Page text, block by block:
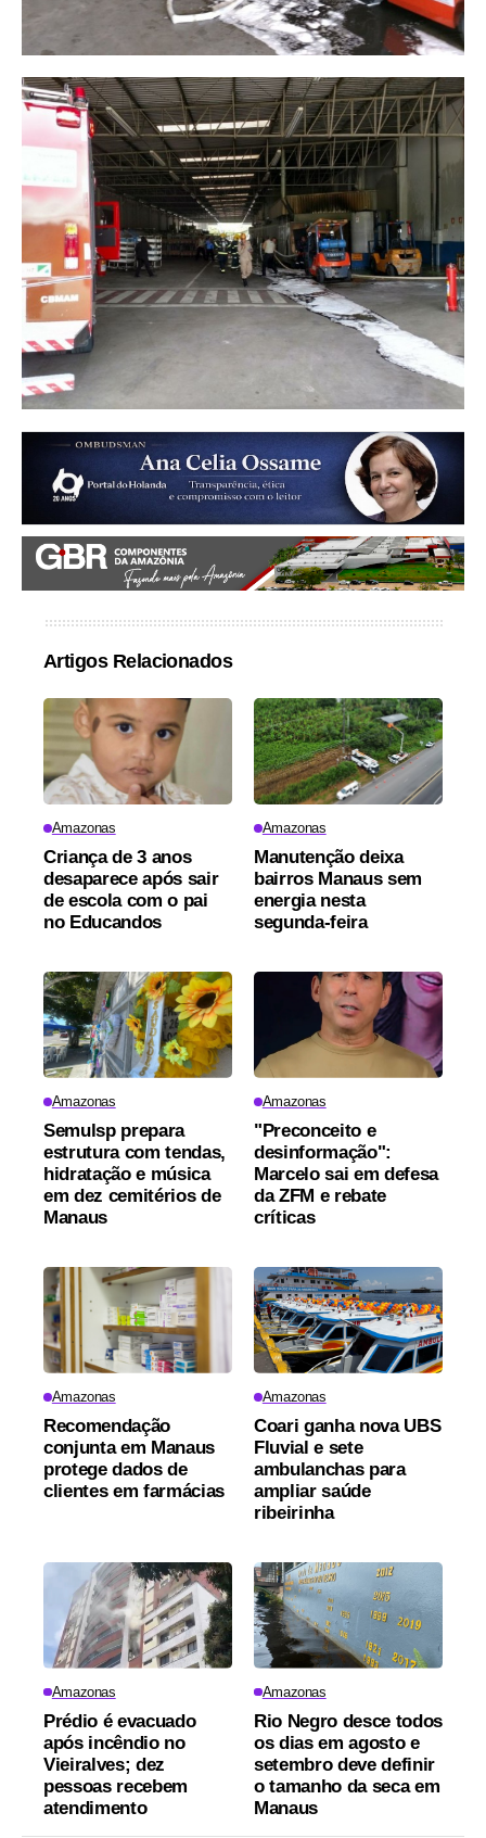
Artigos Relacionados
Amazonas
Criança de 3 anos
desaparece após sair
de escola com o pai
no Educandos
Amazonas
Manutenção deixa
bairros Manaus sem
energia nesta
segunda-feira
Amazonas
Semulsp prepara
estrutura com tendas,
hidratação e música
em dez cemitérios de
Manaus
Amazonas
"Preconceito e
desinformação":
Marcelo sai em defesa
da ZFM e rebate
críticas
Amazonas
Recomendação
conjunta em Manaus
protege dados de
clientes em farmácias
Amazonas
Coari ganha nova UBS
Fluvial e sete
ambulanchas para
ampliar saúde
ribeirinha
Amazonas
Prédio é evacuado
após incêndio no
Vieiralves; dez
pessoas recebem
atendimento
Amazonas
Rio Negro desce todos
os dias em agosto e
setembro deve definir
o tamanho da seca em
Manaus